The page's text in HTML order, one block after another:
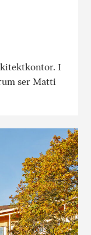
I
ser Matti